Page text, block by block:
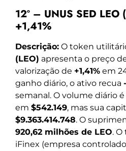
12º – UNUS SED LEO
+1,41%
Descrição: O token
(LEO) apresenta o preço
valorização de +1,41% em
ganho diário, o ativo recua
semanal. O volume diário
em $542.149, mas sua
$9.363.414.748. O
920,62 milhões de LEO.
iFinex (empresa